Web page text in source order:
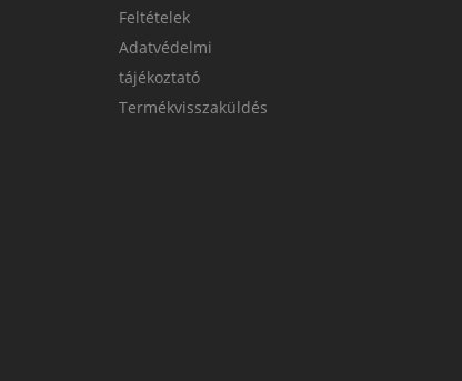
Feltételek
Adatvédelmi
tájékoztató
Termékvisszaküldés